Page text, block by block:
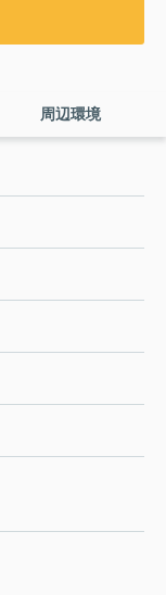
周辺環境